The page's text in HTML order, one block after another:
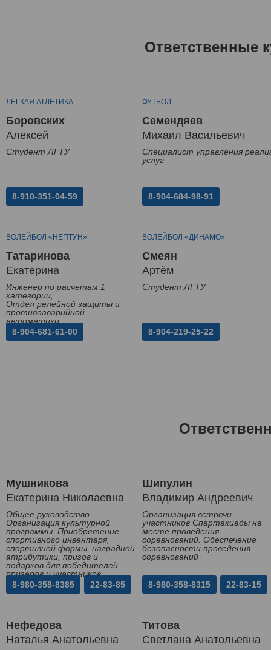
Ответственные
ЛЕГКАЯ АТЛЕТИКА
Боровских
Алексей
Студент ЛГТУ
8-910-351-04-59
ФУТБОЛ
Семендяев
Михаил Васильевич
Специалист управления
услуг
8-904-684-98-91
ВОЛЕЙБОЛ «НЕПТУН»
Татаринова
Екатерина
Инженер по расчетам 1
категории,
Отдел релейной защиты и
противоаварийной
автоматики
8-904-681-61-00
ВОЛЕЙБОЛ «ДИНАМО»
Смеян
Артём
Студент ЛГТУ
8-904-219-25-22
Мушникова
Екатерина Николаевна
Общее руководство.
Организация культурной
программы. Приобретение
спортивного инвентаря,
спортивной формы, наградной
атрибутики, призов и
подарков для победителей,
призеров и участников
Спартакиады
8-980-358-8385 22-83-85
Шипулин
Владимир Андреевич
Организация встречи
участников Спартакиады на
месте проведения
соревнований. Обеспечение
безопасности проведения
соревнований
8-980-358-8315 22-83-15
Нефедова
Наталья Анатольевна
Титова
Светлана Анатольевна